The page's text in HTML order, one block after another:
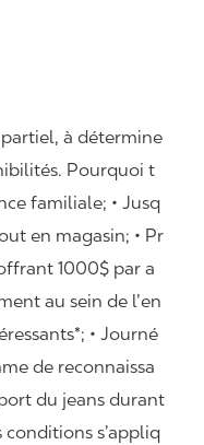
à détermine
Pourquoi t
familiale; • Jusq
en magasin; • Pr
1000$ par a
au sein de l’en
• Journé
de reconnaissa
du jeans durant
conditions s’appliq